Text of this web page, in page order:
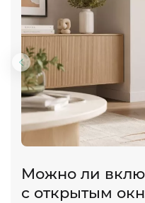
Предыдущий
слайд
Можно ли
с открытым